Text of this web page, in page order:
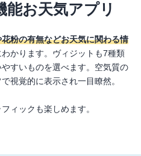
お天気アプリ
粉の有無などお天気に関わる情
かります。ヴィジットも7種類
すいものを選べます。空気質の
視覚的に表示され一目瞭然。
ィックも楽しめます。